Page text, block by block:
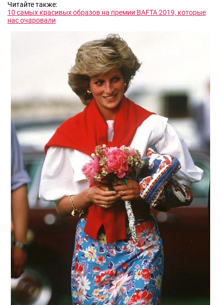
Читайте также:
10 самых красивых образов на премии BAFTA 2019, которые
нас очаровали